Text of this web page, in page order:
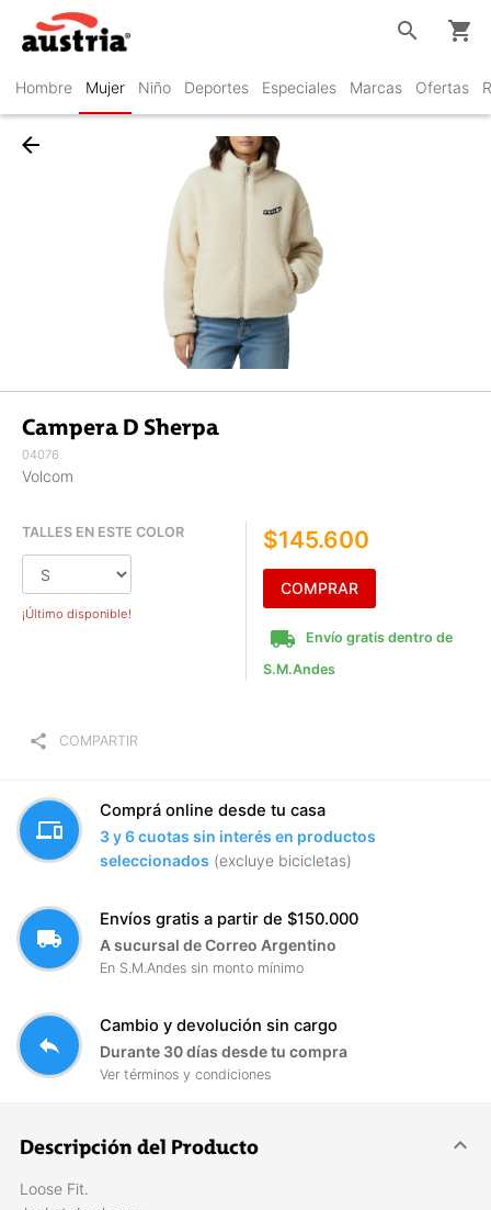
Hombre Mujer Niño Deportes Especiales Marcas Ofertas
search shopping_cart
arrow_back
Campera D Sherpa
04076
Volcom
TALLES EN ESTE COLOR
¡Último disponible!
$145.600
COMPRAR
local_shipping
Envío gratis dentro de
S.M.Andes
share COMPARTIR
devices
Comprá online desde tu casa
3 y 6 cuotas sin interés en productos
seleccionados (excluye bicicletas)
local_shipping
Envíos gratis a partir de $150.000
A sucursal de Correo Argentino
En S.M.Andes sin monto mínimo
reply
Cambio y devolución sin cargo
Durante 30 días desde tu compra
Ver términos y condiciones
Descripción del Producto
Loose Fit.